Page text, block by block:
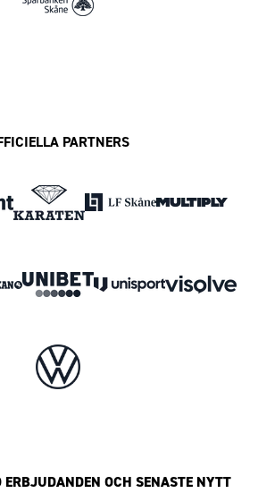
PARTNERS
ERBJUDANDEN OCH SENASTE NYTT